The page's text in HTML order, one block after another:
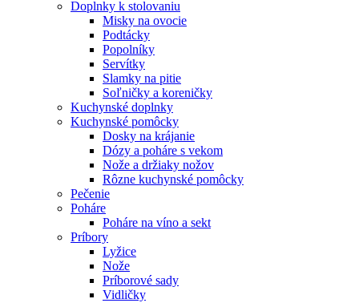
Doplnky k stolovaniu
Misky na ovocie
Podtácky
Popolníky
Servítky
Slamky na pitie
Soľničky a koreničky
Kuchynské doplnky
Kuchynské pomôcky
Dosky na krájanie
Dózy a poháre s vekom
Nože a držiaky nožov
Rôzne kuchynské pomôcky
Pečenie
Poháre
Poháre na víno a sekt
Príbory
Lyžice
Nože
Príborové sady
Vidličky